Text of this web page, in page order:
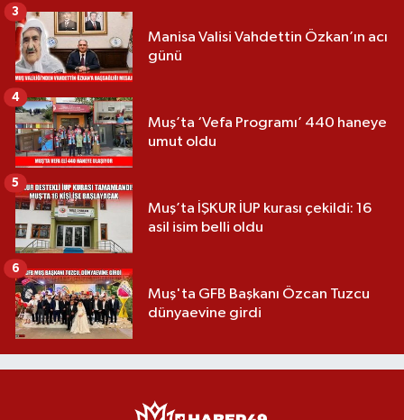
Manisa Valisi Vahdettin Özkan’ın acı
günü
3
Muş’ta ‘Vefa Programı’ 440 haneye
umut oldu
4
Muş’ta İŞKUR İUP kurası çekildi: 16
asil isim belli oldu
5
Muş'ta GFB Başkanı Özcan Tuzcu
dünyaevine girdi
6